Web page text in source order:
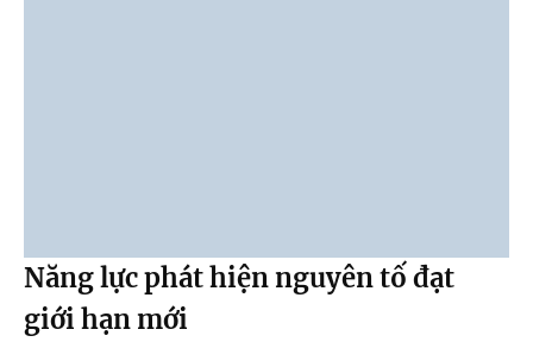
Năng lực phát hiện nguyên tố đạt
giới hạn mới